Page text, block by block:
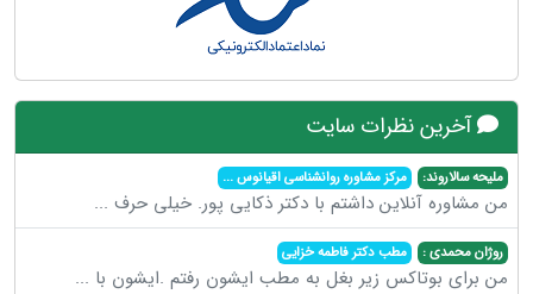
آخرین نظرات سایت
ملیحه سالاروند: مرکز مشاوره روانشناسی اقیانوس...
من مشاوره آنلاین داشتم با دکتر ذکایی پور. خیلی حرف ...
روژان محمدی : مطب دکتر فاطمه خزایی
من برای بوتاکس زیر بغل به مطب ایشون رفتم .ایشون با ...